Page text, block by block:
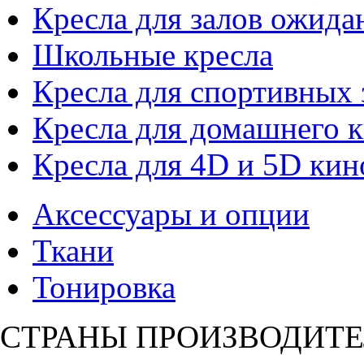
Кресла для залов
Школьные кресла
Кресла для спортивных
Кресла для домашнего
Кресла для 4D и 5D
Аксессуары и опции
Ткани
Тонировка
СТРАНЫ